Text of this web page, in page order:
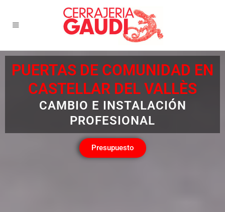
PUERTAS DE COMUNIDAD EN
CASTELLAR DEL VALLÈS
CAMBIO E INSTALACIÓN
PROFESIONAL
Presupuesto